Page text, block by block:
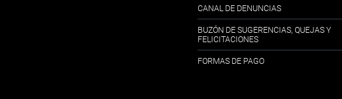
CANAL DE DENUNCIAS
BUZÓN DE SUGERENCIAS, QUEJAS Y
FELICITACIONES
FORMAS DE PAGO